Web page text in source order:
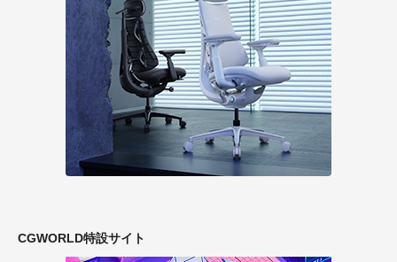
CGWORLD特設サイト